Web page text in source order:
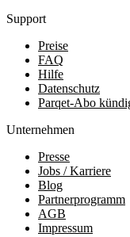
Support
Preise
FAQ
Hilfe
Datenschutz
Parqet-Abo
Unternehmen
Presse
Jobs / Karriere
Blog
Partnerprogramm
AGB
Impressum